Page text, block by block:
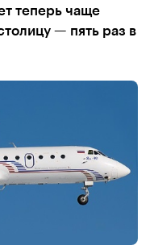
теперь чаще
— пять раз в